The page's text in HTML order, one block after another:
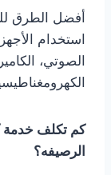
أفضل الطرق
استخدام
الصوتي،
كم تكلف
الرصيفه؟